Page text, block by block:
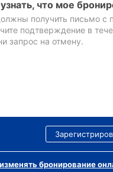
что мое
получить письмо с
подтверждение в
запрос на отмену.
бронирование